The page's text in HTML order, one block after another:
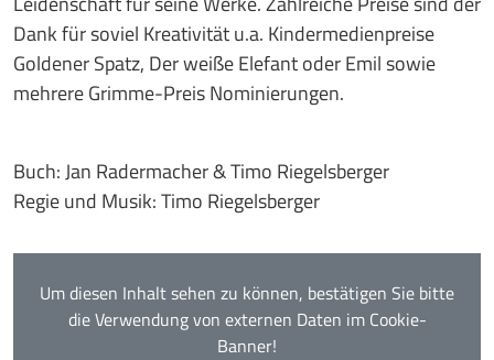
Um diesen Inhalt sehen zu können, bestätigen Sie bitte
die Verwendung von externen Daten im Cookie-
Banner!
Dank für soviel Kreativität u.a. Kindermedienpreise
Goldener Spatz, Der weiße Elefant oder Emil sowie
mehrere Grimme-Preis Nominierungen.
Buch: Jan Radermacher & Timo Riegelsberger
Regie und Musik: Timo Riegelsberger